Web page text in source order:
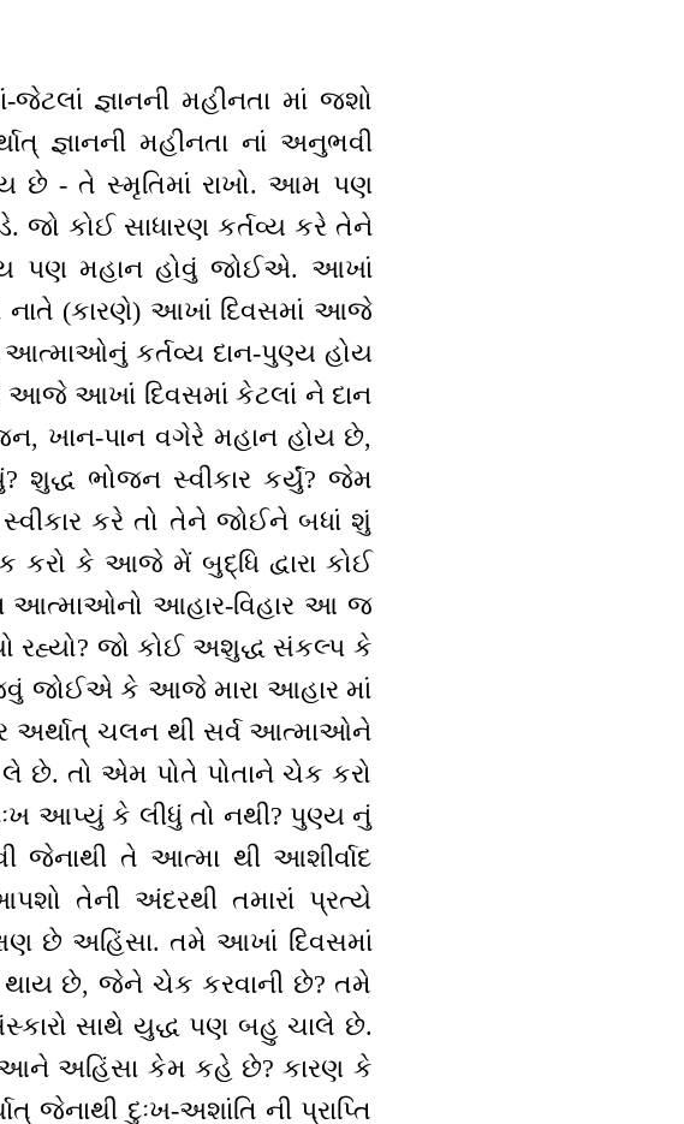
જેટલાં જ્ઞાનની મહીનતા માં જશો
જ્ઞાનની મહીનતા નાં અનુભવી
છે - તે સ્મૃતિમાં રાખો. આમ પણ
કોઈ સાધારણ કર્તવ્ય કરે તેને
પણ મહાન હોવું જોઈએ. આખાં
નાતે (કારણે) આખાં દિવસમાં આજે
આત્માઓનું કર્તવ્ય દાન-પુણ્ય હોય
આજે આખાં દિવસમાં કેટલાં ને દાન
પાન વગેરે મહાન હોય છે,
ભોજન સ્વીકાર કર્યું? જેમ
કરે તો તેને જોઈને બધાં શું
કે આજે મેં બુદ્ધિ દ્વારા કોઈ
આત્માઓનો આહાર-વિહાર આ જ
રહ્યો? જો કોઈ અશુદ્ધ સંકલ્પ કે
જોઈએ કે આજે મારા આહાર માં
અર્થાત્ ચલન થી સર્વ આત્માઓને
તો એમ પોતે પોતાને ચેક કરો
આપ્યું કે લીધું તો નથી? પુણ્ય નું
તે આત્મા થી આશીર્વાદ
તેની અંદરથી તમારાં પ્રત્યે
છે અહિંસા. તમે આખાં દિવસમાં
છે, જેને ચેક કરવાની છે? તમે
સાથે યુદ્ધ પણ બહુ ચાલે છે.
આને અહિંસા કેમ કહે છે? કારણ કે
દુઃખ-અશાંતિ ની પ્રાપ્તિ